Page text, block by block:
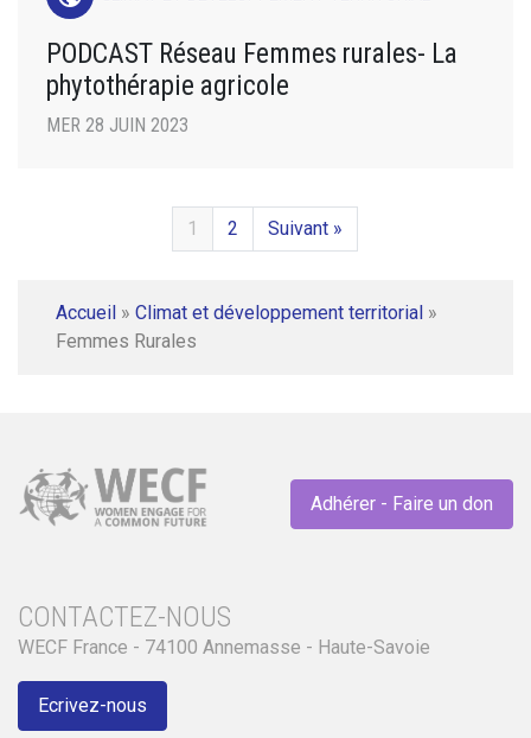
PODCAST Réseau Femmes rurales- La
phytothérapie agricole
MER 28 JUIN 2023
1 2 Suivant »
Accueil » Climat et développement territorial »
Femmes Rurales
Adhérer - Faire un don
CONTACTEZ-NOUS
WECF France - 74100 Annemasse - Haute-Savoie
Ecrivez-nous